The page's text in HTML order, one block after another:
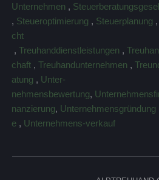
Unternehmen ,
, Steueroptimierung , Steuerplanung ,
cht
,Treuhanddienstleistungen ,
chaft ,Treuhandunternehmen ,
atung , Unter-
nehmensbewertung,
nanzierung, Unternehmensgründung
e , Unternehmens-verkauf